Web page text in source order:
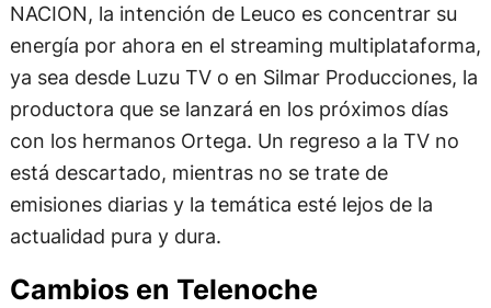
NACION, la intención de Leuco es concentrar su
energía por ahora en el streaming multiplataforma,
ya sea desde Luzu TV o en Silmar Producciones, la
productora que se lanzará en los próximos días
con los hermanos Ortega. Un regreso a la TV no
está descartado, mientras no se trate de
emisiones diarias y la temática esté lejos de la
actualidad pura y dura.
Cambios en Telenoche